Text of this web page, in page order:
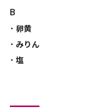
B
卵黄
みりん
塩